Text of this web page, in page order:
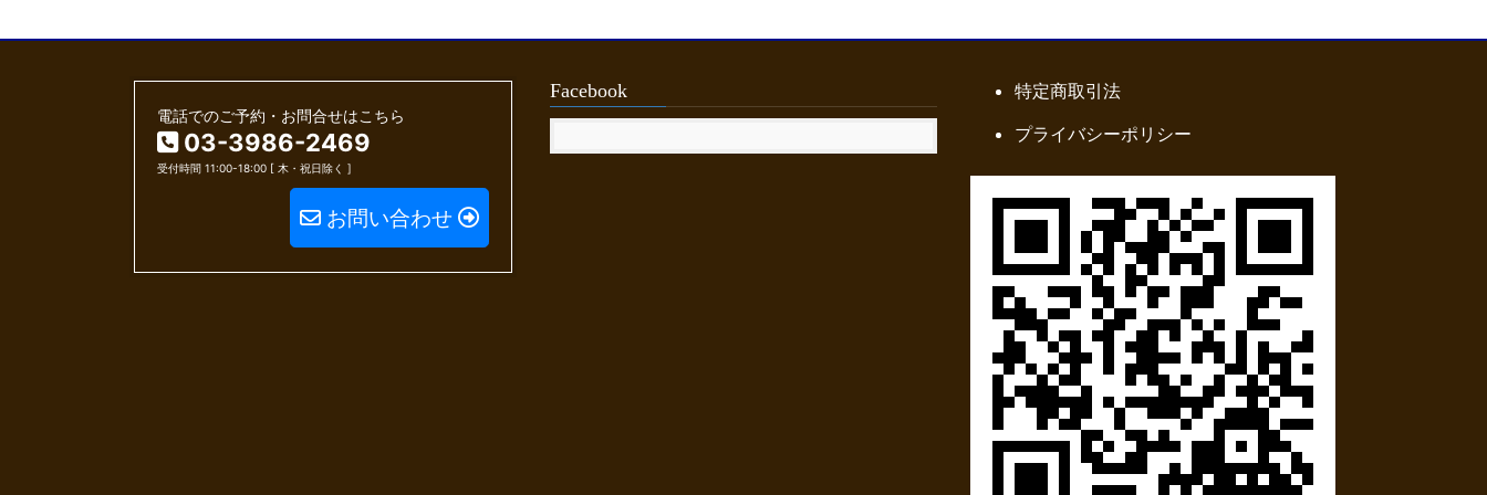
電話でのご予約・お問合せはこちら
03-3986-2469
受付時間 11:00-18:00 [ 木・祝日除く ]
お問い合わせ
Facebook
特定商取引法
プライバシーポリシー